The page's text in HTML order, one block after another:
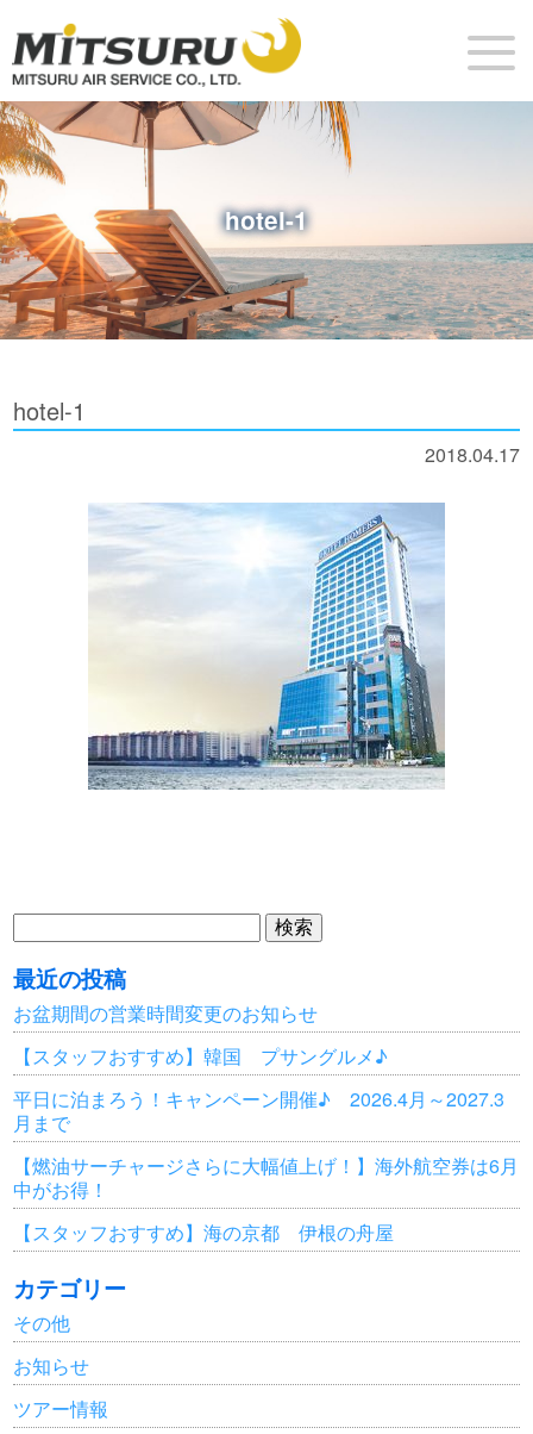
hotel-1
hotel-1
2018.04.17
検
索:
最近の投稿
お盆期間の営業時間変更のお知らせ
【スタッフおすすめ】韓国 プサングルメ♪
平日に泊まろう！キャンペーン開催♪ 2026.4月～2027.3
月まで
【燃油サーチャージさらに大幅値上げ！】海外航空券は6月
中がお得！
【スタッフおすすめ】海の京都 伊根の舟屋
カテゴリー
その他
お知らせ
ツアー情報